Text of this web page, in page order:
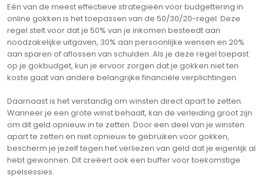
Eén van de meest effectieve strategieën voor budgettering in
online gokken is het toepassen van de 50/30/20-regel. Deze
regel stelt voor dat je 50% van je inkomen besteedt aan
noodzakelijke uitgaven, 30% aan persoonlijke wensen en 20%
aan sparen of aflossen van schulden. Als je deze regel toepast
op je gokbudget, kun je ervoor zorgen dat je gokken niet ten
koste gaat van andere belangrijke financiële verplichtingen.
Daarnaast is het verstandig om winsten direct apart te zetten.
Wanneer je een grote winst behaalt, kan de verleiding groot zijn
om dit geld opnieuw in te zetten. Door een deel van je winsten
apart te zetten en niet opnieuw te gebruiken voor gokken,
bescherm je jezelf tegen het verliezen van geld dat je eigenlijk al
hebt gewonnen. Dit creëert ook een buffer voor toekomstige
spelsessies.